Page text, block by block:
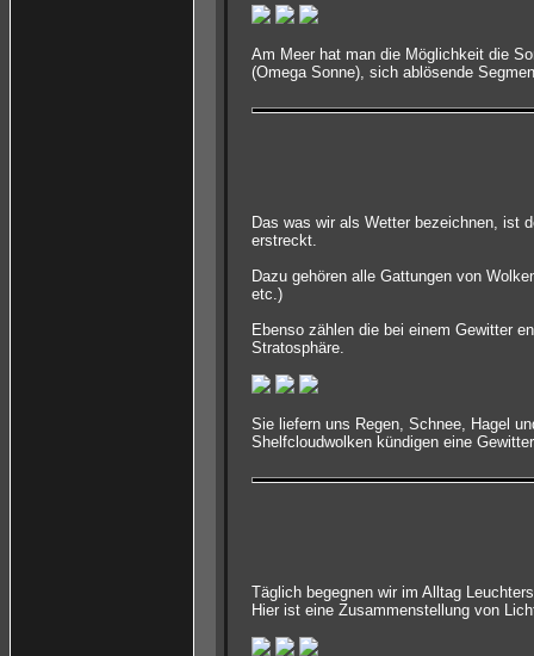
Am Meer hat man die Möglichkeit die
(Omega Sonne), sich ablösende
Das was wir als Wetter bezeichnen, ist
erstreckt.
Dazu gehören alle Gattungen von
etc.)
Ebenso zählen die bei einem Gewitter
Stratosphäre.
Sie liefern uns Regen, Schnee, Hagel
Shelfcloudwolken kündigen eine
Täglich begegnen wir im Alltag
Hier ist eine Zusammenstellung von